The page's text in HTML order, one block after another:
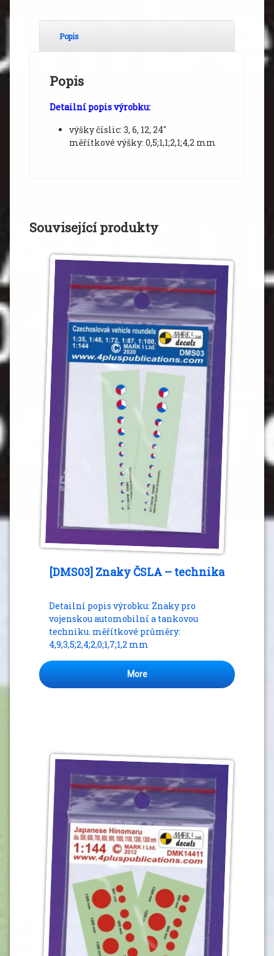
Popis
Popis
Detailní popis výrobku:
výšky číslic: 3, 6, 12, 24″
měřítkové výšky: 0,5;1,1;2,1;4,2 mm
Související produkty
[DMS03] Znaky ČSLA – technika
Detailní popis výrobku: Znaky pro
vojenskou automobilní a tankovou
techniku. měřítkové průměry:
4,9;3,5;2,4;2,0;1,7;1,2 mm
More